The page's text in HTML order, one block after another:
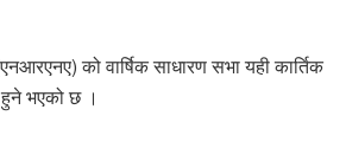
को वार्षिक साधारण सभा यही कार्तिक
भएको छ ।